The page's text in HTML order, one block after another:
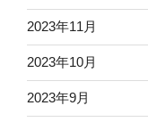
2023年11月
2023年10月
2023年9月